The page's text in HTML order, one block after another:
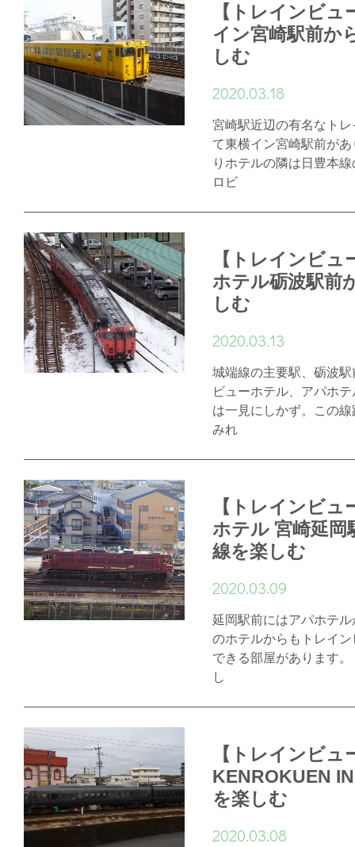
【トレインビ
イン宮崎駅前か
しむ
2020.03.18
宮崎駅近辺の有名なト
て東横イン宮崎駅前が
りホテルの隣は日豊本
ロビ
【トレインビ
ホテル砺波駅前
しむ
2020.03.13
城端線の主要駅、砺波
ビューホテル、アパホ
は一見にしかず。この
みれ
【トレインビ
ホテル 宮崎延岡
線を楽しむ
2020.03.09
延岡駅前にはアパホテ
のホテルからもトレイ
できる部屋があります
し
【トレインビュ
KENROKUEN
を楽しむ
2020.03.08